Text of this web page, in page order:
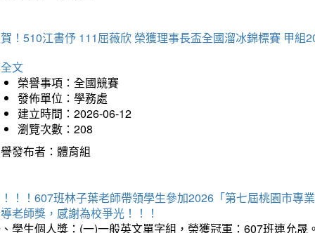
！510江書伃 111屈薇欣 榮獲理事長盃全國溜冰錦標賽 甲組
文
榮譽事項：全國競賽
發佈單位：學務處
建立時間：2026-06-12
瀏覽次數：208
發布者：體育組
！！607班林子葉老師帶領學生參加2026「第七屆桃園市專
老師獎，感謝為校爭光！！！
學生個人獎：(一)一般英文單字組，榮獲冠軍：607班連允